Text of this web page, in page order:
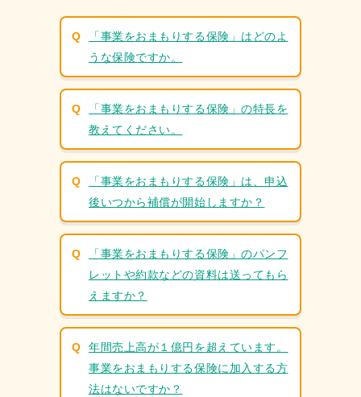
この保険の特⻑
補償内容・サービス
「事業をおまもりする保険」はどのよ
うな保険ですか。
「事業をおまもりする保険」の特長を
教えてください。
「事業をおまもりする保険」は、申込
後いつから補償が開始しますか？
「事業をおまもりする保険」のパンフ
レットや約款などの資料は送ってもら
えますか？
年間売上高が１億円を超えています。
事業をおまもりする保険に加入する方
法はないですか？